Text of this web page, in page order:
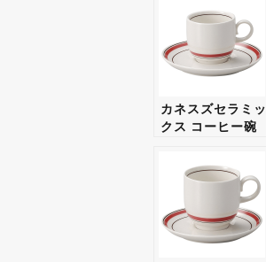
カネスズセラミッ
クス コーヒー碗
ント対応可】